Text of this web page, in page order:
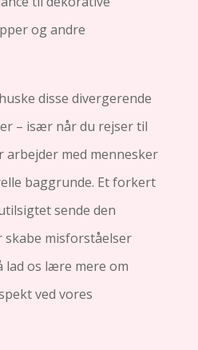
og andre
disse divergerende
– især når du rejser til
arbejder med mennesker
baggrunde. Et forkert
sende den
misforståelser
lad os lære mere om
ved vores